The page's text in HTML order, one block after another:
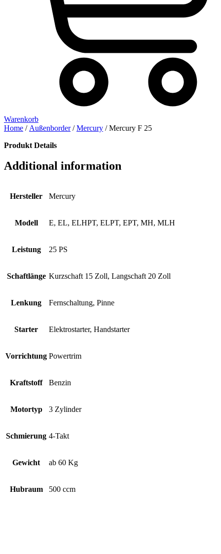
Warenkorb
Home / Außenborder/Mercury / Mercury F 25
Produkt Details
Additional information
Hersteller Mercury
Modell E, EL, ELHPT, ELPT, EPT, MH, MLH
Leistung 25 PS
Schaftlänge Kurzschaft 15 Zoll, Langschaft 20 Zoll
Lenkung Fernschaltung, Pinne
Starter Elektrostarter, Handstarter
Vorrichtung Powertrim
Kraftstoff Benzin
Motortyp 3 Zylinder
Schmierung 4-Takt
Gewicht ab 60 Kg
Hubraum 500 ccm